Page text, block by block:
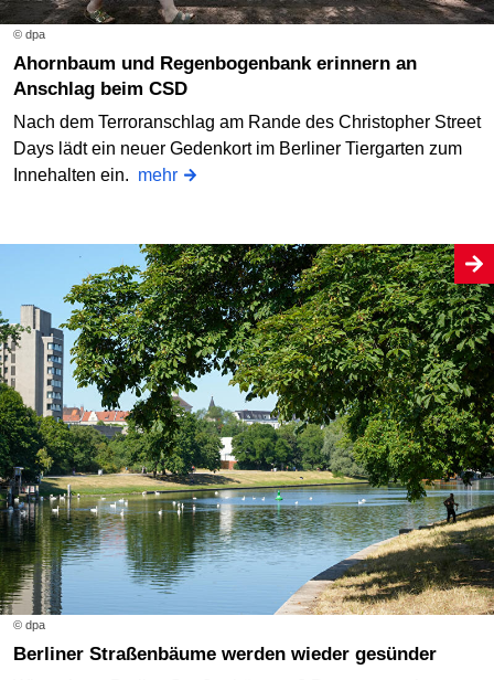
© dpa
Ahornbaum und Regenbogenbank erinnern an
Anschlag beim CSD
Nach dem Terroranschlag am Rande des Christopher Street
Days lädt ein neuer Gedenkort im Berliner Tiergarten zum
Innehalten ein. mehr
© dpa
Berliner Straßenbäume werden wieder gesünder